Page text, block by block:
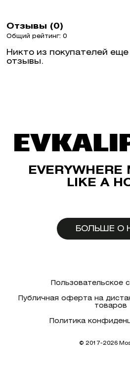
Отзывы (0)
Общий рейтинг: 0
Никто из покупателей
отзывы.
EVERYWHERE
LIKE A
БОЛЬШЕ О
Пользовательское
Публичная оферта на
товаров
Политика
© 2017-2026